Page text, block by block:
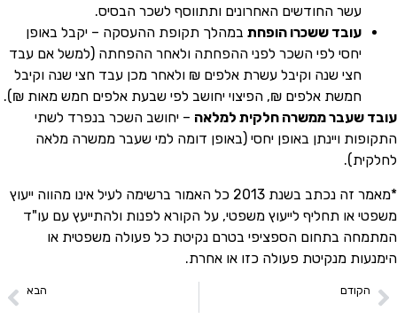
עשר החודשים האחרונים ותתווסף לשכר הבסיס.
עובד ששכרו הופחת במהלך תקופת ההעסקה – יקבל באופן
יחסי לפי השכר לפני ההפחתה ולאחר ההפחתה (למשל אם עבד
חצי שנה וקיבל עשרת אלפים ₪ ולאחר מכן עבד חצי שנה וקיבל
חמשת אלפים ₪, הפיצוי יחושב לפי שבעת אלפים חמש מאות ₪).
עובד שעבר ממשרה חלקית למלאה – יחושב השכר בנפרד לשתי
התקופות ויינתן באופן יחסי (באופן דומה למי שעבר ממשרה מלאה
לחלקית).
*מאמר זה נכתב בשנת 2013 כל האמור ברשימה לעיל אינו מהווה ייעוץ
משפטי או תחליף לייעוץ משפטי, על הקורא לפנות ולהתייעץ עם עו"ד
המתמחה בתחום הספציפי בטרם נקיטת כל פעולה משפטית או
הימנעות מנקיטת פעולה כזו או אחרת.
הקודם הבא